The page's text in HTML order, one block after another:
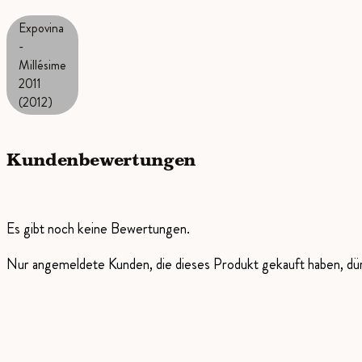
Expovina
-
Millésime
2011
(2012)
Kundenbewertungen
Es gibt noch keine Bewertungen.
Nur angemeldete Kunden, die dieses Produkt gekauft haben,